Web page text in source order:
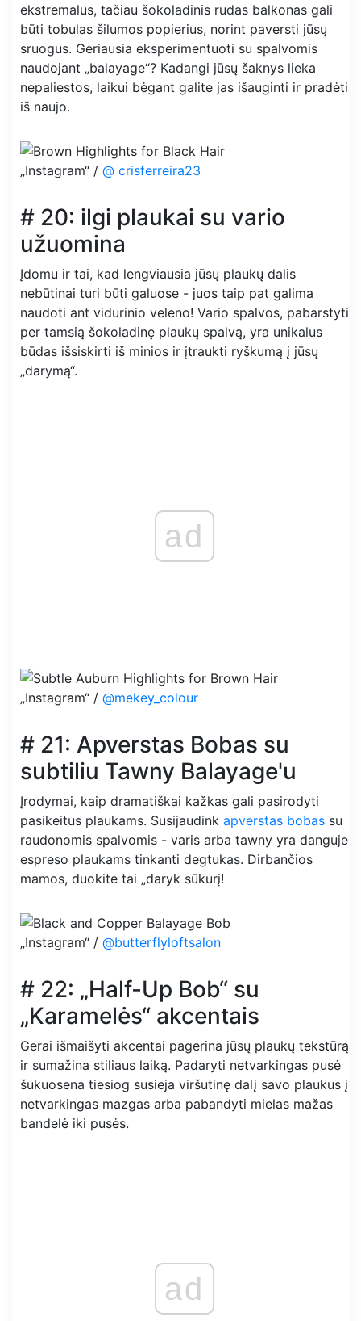
ekstremalus, tačiau šokoladinis rudas balkonas gali
būti tobulas šilumos popierius, norint paversti jūsų
sruogus. Geriausia eksperimentuoti su spalvomis
naudojant „balayage“? Kadangi jūsų šaknys lieka
nepaliestos, laikui bėgant galite jas išauginti ir pradėti
iš naujo.
„Instagram“ / @ crisferreira23
# 20: ilgi plaukai su vario
užuomina
Įdomu ir tai, kad lengviausia jūsų plaukų dalis
nebūtinai turi būti galuose - juos taip pat galima
naudoti ant vidurinio veleno! Vario spalvos, pabarstyti
per tamsią šokoladinę plaukų spalvą, yra unikalus
būdas išsiskirti iš minios ir įtraukti ryškumą į jūsų
„darymą“.
ad
„Instagram“ / @mekey_colour
# 21: Apverstas Bobas su
subtiliu Tawny Balayage'u
Įrodymai, kaip dramatiškai kažkas gali pasirodyti
pasikeitus plaukams. Susijaudink apverstas bobas su
raudonomis spalvomis - varis arba tawny yra danguje
espreso plaukams tinkanti degtukas. Dirbančios
mamos, duokite tai „daryk sūkurį!
„Instagram“ / @butterflyloftsalon
# 22: „Half-Up Bob“ su
„Karamelės“ akcentais
Gerai išmaišyti akcentai pagerina jūsų plaukų tekstūrą
ir sumažina stiliaus laiką. Padaryti netvarkingas pusė
šukuosena tiesiog susieja viršutinę dalį savo plaukus į
netvarkingas mazgas arba pabandyti mielas mažas
bandelė iki pusės.
ad